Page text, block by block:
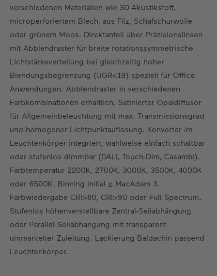
DE EN US ES FR
verschiedenen Materialien wie 3D-Akustikstoff,
microperforiertem Blech, aus Filz, Schafschurwolle
oder grünem Moos. Direktanteil über Präzisionslinsen
mit Abblendraster für breite rotationssymmetrische
Lichtstärkeverteilung bei gleichzeitig hoher
Blendungsbegrenzung (UGR<19) speziell für Office
Anwendungen. Abblendraster in verschiedenen
Farbkombinationen erhältlich. Satinierter Opaldiffusor
für Allgemeinbeleuchtung mit max. Transmissionsgrad
und homogener Lichtpunktauflösung. Konverter im
Leuchtenkörper integriert, wahlweise einfach schaltbar
oder stufenlos dimmbar (DALI, Touch-Dim, Casambi).
Farbtemperatur 2200K, 2700K, 3000K, 3500K, 4000K
oder 6500K. Binning initial ≤ MacAdam 3.
Farbwiedergabe CRI>80, CRI>90 oder Full Spectrum.
Stufenlos höhenverstellbare Zentral-Seilabhängung
oder Parallel-Seilabhängung mit transparent
ummantelter Zuleitung. Lackierung Baldachin passend
Leuchtenkörper.